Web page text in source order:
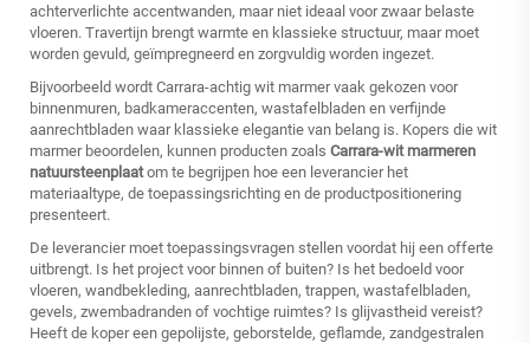
achterverlichte accentwanden, maar niet ideaal voor zwaar belaste
vloeren. Travertijn brengt warmte en klassieke structuur, maar moet
worden gevuld, geïmpregneerd en zorgvuldig worden ingezet.
Bijvoorbeeld wordt Carrara-achtig wit marmer vaak gekozen voor
binnenmuren, badkameraccenten, wastafelbladen en verfijnde
aanrechtbladen waar klassieke elegantie van belang is. Kopers die wit
marmer beoordelen, kunnen producten zoals Carrara-wit marmeren
natuursteenplaatom te begrijpen hoe een leverancier het
materiaaltype, de toepassingsrichting en de productpositionering
presenteert.
De leverancier moet toepassingsvragen stellen voordat hij een offerte
uitbrengt. Is het project voor binnen of buiten? Is het bedoeld voor
vloeren, wandbekleding, aanrechtbladen, trappen, wastafelbladen,
gevels, zwembadranden of vochtige ruimtes? Is glijvastheid vereist?
Heeft de koper een gepolijste, geborstelde, geflamde, zandgestralen